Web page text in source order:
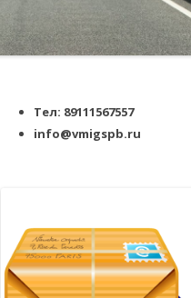
Тел: 89111567557
info@vmigspb.ru